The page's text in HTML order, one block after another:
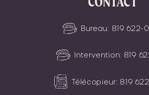
Bureau: 819 622-
Intervention: 819
Télécopieur:819